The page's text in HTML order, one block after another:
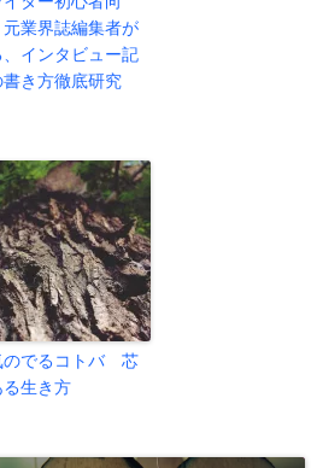
元業界誌編集者が
、インタビュー記
書き方徹底研究
のでるコトバ 芯
る生き方